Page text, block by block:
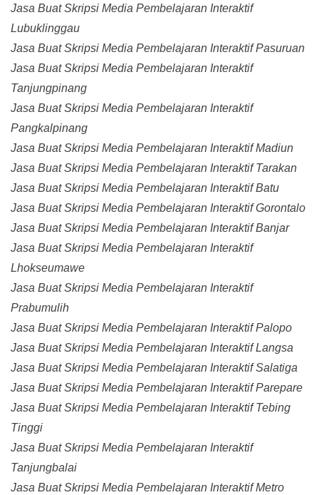
Jasa Buat Skripsi Media Pembelajaran Interaktif
Lubuklinggau
Jasa Buat Skripsi Media Pembelajaran Interaktif Pasuruan
Jasa Buat Skripsi Media Pembelajaran Interaktif
Tanjungpinang
Jasa Buat Skripsi Media Pembelajaran Interaktif
Pangkalpinang
Jasa Buat Skripsi Media Pembelajaran Interaktif Madiun
Jasa Buat Skripsi Media Pembelajaran Interaktif Tarakan
Jasa Buat Skripsi Media Pembelajaran Interaktif Batu
Jasa Buat Skripsi Media Pembelajaran Interaktif Gorontalo
Jasa Buat Skripsi Media Pembelajaran Interaktif Banjar
Jasa Buat Skripsi Media Pembelajaran Interaktif
Lhokseumawe
Jasa Buat Skripsi Media Pembelajaran Interaktif
Prabumulih
Jasa Buat Skripsi Media Pembelajaran Interaktif Palopo
Jasa Buat Skripsi Media Pembelajaran Interaktif Langsa
Jasa Buat Skripsi Media Pembelajaran Interaktif Salatiga
Jasa Buat Skripsi Media Pembelajaran Interaktif Parepare
Jasa Buat Skripsi Media Pembelajaran Interaktif Tebing
Tinggi
Jasa Buat Skripsi Media Pembelajaran Interaktif
Tanjungbalai
Jasa Buat Skripsi Media Pembelajaran Interaktif Metro